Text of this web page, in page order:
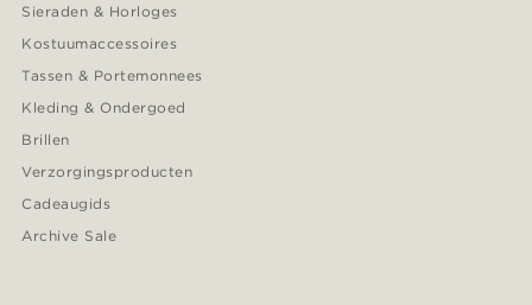
Sieraden & Horloges
Kostuumaccessoires
Tassen & Portemonnees
Kleding & Ondergoed
Brillen
Verzorgingsproducten
Cadeaugids
Archive Sale